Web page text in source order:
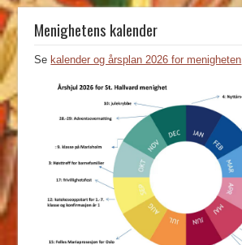
Menighetens kalender
Sekalender og årsplan 2026 for menigheten